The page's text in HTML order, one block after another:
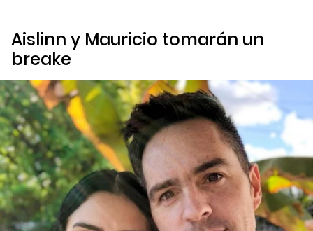
Aislinn y Mauricio tomarán un
breake